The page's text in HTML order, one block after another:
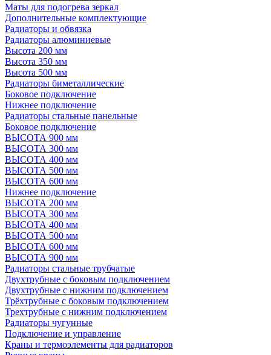
Маты для подогрева зеркал
Дополнительные комплектующие
Радиаторы и обвязка
Радиаторы алюминиевые
Высота 200 мм
Высота 350 мм
Высота 500 мм
Радиаторы биметаллические
Боковое подключение
Нижнее подключение
Радиаторы стальные панельные
Боковое подключение
ВЫСОТА 900 мм
ВЫСОТА 300 мм
ВЫСОТА 400 мм
ВЫСОТА 500 мм
ВЫСОТА 600 мм
Нижнее подключение
ВЫСОТА 200 мм
ВЫСОТА 300 мм
ВЫСОТА 400 мм
ВЫСОТА 500 мм
ВЫСОТА 600 мм
ВЫСОТА 900 мм
Радиаторы стальные трубчатые
Двухтрубные с боковым подключением
Двухтрубные с нижним подключением
Трёхтрубные с боковым подключением
Трехтрубные с нижним подключением
Радиаторы чугунные
Подключение и управление
Краны и термоэлементы для радиаторов